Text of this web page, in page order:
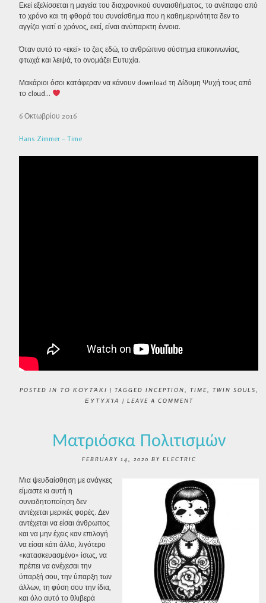
Εκεί εξελίσσεται η μαγεία του διαχρονικού συναισθήματος, το ανέπαφο από
το χρόνο και τη φθορά του συναίσθημα που η καθημερινότητα δεν το
αγγίζει γιατί ο χρόνος, εκεί, είναι ανύπαρκτη έννοια.
Όταν αυτό το «εκεί» το ζεις εδώ, το ανθρώπινο σύστημα επικοινωνίας,
φτωχά και λειψά, το ονομάζει Ευτυχία.
Μακάριοι όσοι κατάφεραν να κάνουν download τη Δίδυμη Ψυχή τους από
το cloud…
6 Οκτωβρίου 2016
Hans Zimmer – Time
POSTED IN ΤΟ ΚΟΥΤΆΚΙ | TAGGED INCEPTION TIME TWIN SOULS
ΕΥΤΥΧΊΑ | LEAVE A COMMENT
Ματριόσκα Πολιτισμών
FEBRUARY 14, 2020 BY ELECTRIC
Μια ψευδαίσθηση με ανάγκες
είμαστε κι αυτή η
συνειδητοποίηση δεν
αντέχεται μερικές φορές.Δεν
αντέχεται να είσαι άνθρωπος
και να μην έχεις καν επιλογή
να είσαι κάτι άλλο, λιγότερο
«κατασκευασμένο» ίσως, να
πρέπει να ανέχεσαι την
ύπαρξή σου, την ύπαρξη των
άλλων, τη φύση σου την ίδια,
και όλο αυτό το θλιβερά